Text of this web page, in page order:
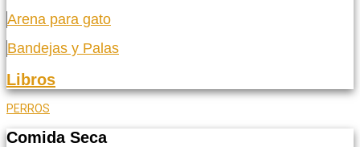
Arena para gato
Bandejas y Palas
Libros
PERROS
Comida Seca